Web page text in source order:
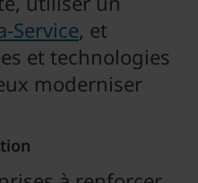
Service, et
et technologies
moderniser